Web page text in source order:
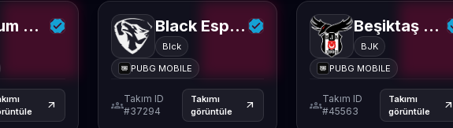
Regnum Carya Esports
arrow_outward
Black Esports
Blck
PUBG MOBILE
groupsTakım ID
#37294
Takımı
görüntüle
arrow_outward
Beşiktaş Esports
BJK
PUBG MOBILE
groupsTakım ID
#45563
Takımı
görüntüle
arrow_outward